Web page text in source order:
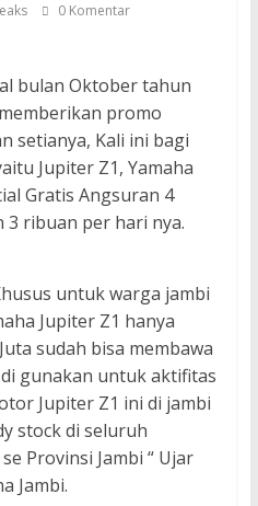
0 Komentar
bulan Oktober tahun
promo
setianya, Kali ini bagi
Jupiter Z1, Yamaha
Gratis Angsuran 4
ribuan per hari nya.
untuk warga jambi
Jupiter Z1 hanya
sudah bisa membawa
gunakan untuk aktifitas
Jupiter Z1 ini di jambi
stock di seluruh
Provinsi Jambi “ Ujar
Jambi.